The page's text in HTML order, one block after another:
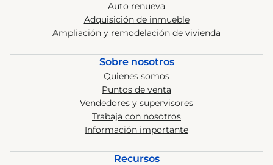
Auto renueva
Adquisición de inmueble
Ampliación y remodelación de vivienda
Sobre nosotros
Quienes somos
Puntos de venta
Vendedores y supervisores
Trabaja con nosotros
Información importante
Recursos